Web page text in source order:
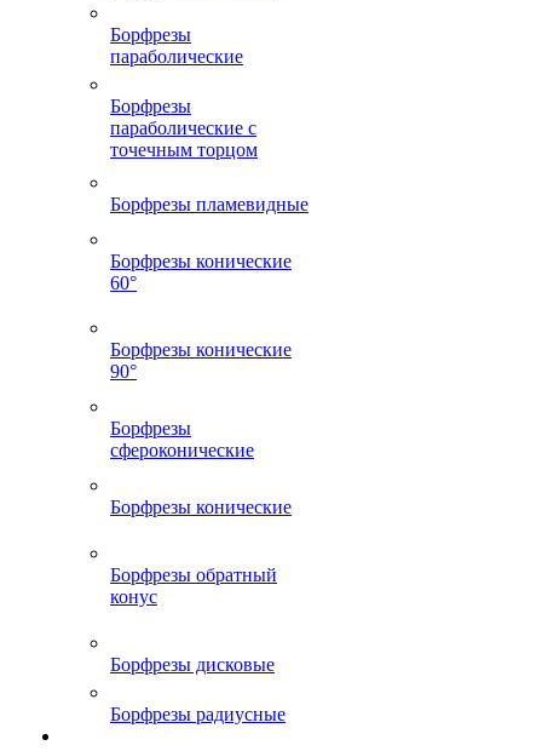
Борфрезы
параболические
Борфрезы
параболические с
точечным торцом
Борфрезы пламевидные
Борфрезы конические
60°
Борфрезы конические
90°
Борфрезы
сфероконические
Борфрезы конические
Борфрезы обратный
конус
Борфрезы дисковые
Борфрезы радиусные